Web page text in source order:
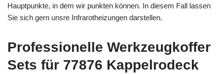
Hauptpunkte, in dem wir punkten können. In diesem Fall lassen
Sie sich gern unsre Infrarotheizungen darstellen.
Professionelle Werkzeugkoffer
Sets für 77876 Kappelrodeck